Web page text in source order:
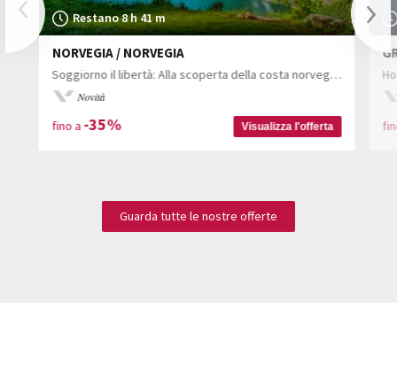
PreviousRestano 8 h 41 m
NORVEGIA / NORVEGIA
Soggiorno il libertà: Alla scoperta della costa norvegese in treno
Novità
fino a -35% Visualizza l'offerta
Guarda tutte le nostre offerte